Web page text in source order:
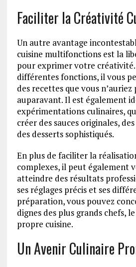
Faciliter la Créativité
Un autre avantage
cuisine multifonctions est la
pour exprimer votre créativité.
différentes fonctions, il vous
des recettes que vous n’auriez
auparavant. Il est également
expérimentations culinaires,
créer des sauces originales,
des desserts sophistiqués.
En plus de faciliter la
complexes, il peut également
atteindre des résultats
ses réglages précis et ses
préparation, vous pouvez
dignes des plus grands chefs,
propre cuisine.
Un Avenir Culinaire